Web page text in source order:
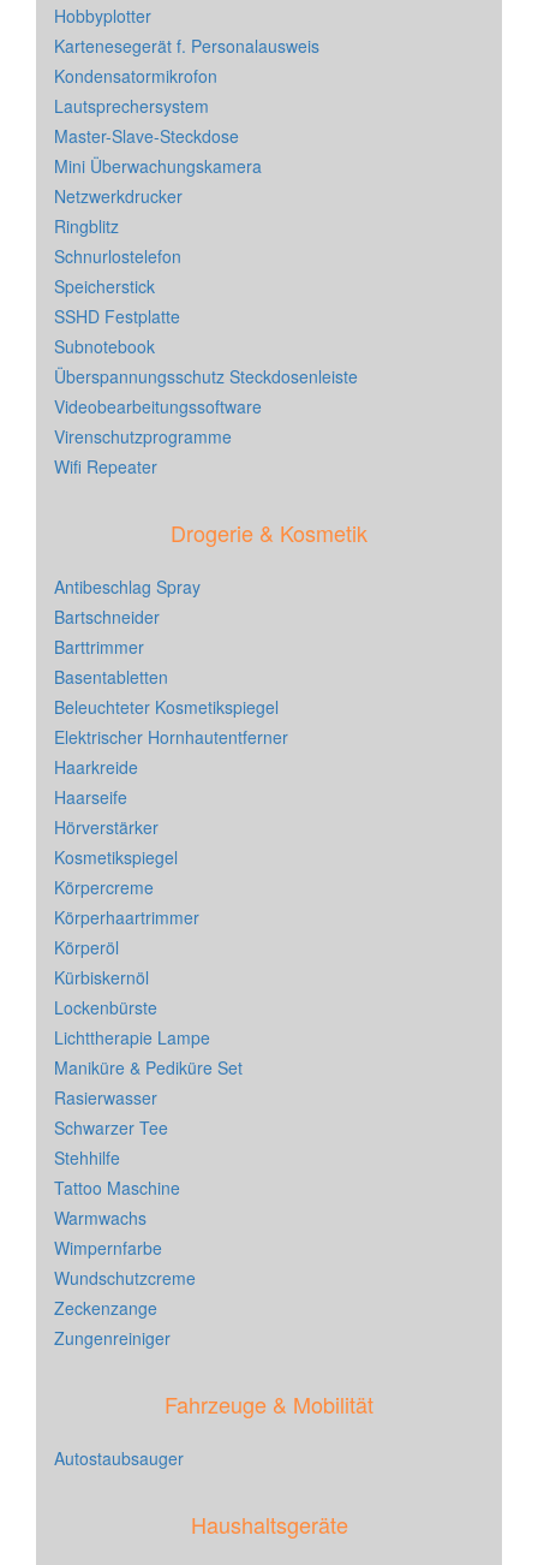
Hobbyplotter
Kartenesegerät f. Personalausweis
Kondensatormikrofon
Lautsprechersystem
Master-Slave-Steckdose
Mini Überwachungskamera
Netzwerkdrucker
Ringblitz
Schnurlostelefon
Speicherstick
SSHD Festplatte
Subnotebook
Überspannungsschutz Steckdosenleiste
Videobearbeitungssoftware
Virenschutzprogramme
Wifi Repeater
Drogerie & Kosmetik
Antibeschlag Spray
Bartschneider
Barttrimmer
Basentabletten
Beleuchteter Kosmetikspiegel
Elektrischer Hornhautentferner
Haarkreide
Haarseife
Hörverstärker
Kosmetikspiegel
Körpercreme
Körperhaartrimmer
Körperöl
Kürbiskernöl
Lockenbürste
Lichttherapie Lampe
Maniküre & Pediküre Set
Rasierwasser
Schwarzer Tee
Stehhilfe
Tattoo Maschine
Warmwachs
Wimpernfarbe
Wundschutzcreme
Zeckenzange
Zungenreiniger
Fahrzeuge & Mobilität
Autostaubsauger
Haushaltsgeräte